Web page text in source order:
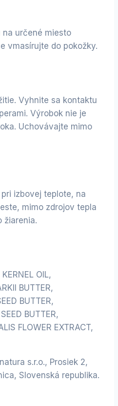
určené miesto
vmasírujte do pokožky.
Vyhnite sa kontaktu
Výrobok nie je
Uchovávajte mimo
izbovej teplote, na
mimo zdrojov tepla
žiarenia.
OIL,
BUTTER,
BUTTER,
BUTTER,
FLOWER EXTRACT,
s.r.o., Prosiek 2,
Slovenská republika.